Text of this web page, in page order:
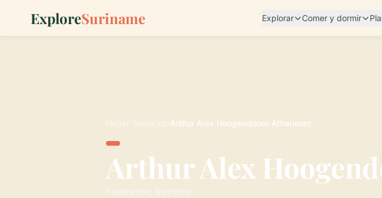
ExploreSuriname Explorar Comer y dormir
Hogar Servicios Arthur Alex Hoogendoorn Atheneum
Arthur Alex
Paramaribo, Suriname